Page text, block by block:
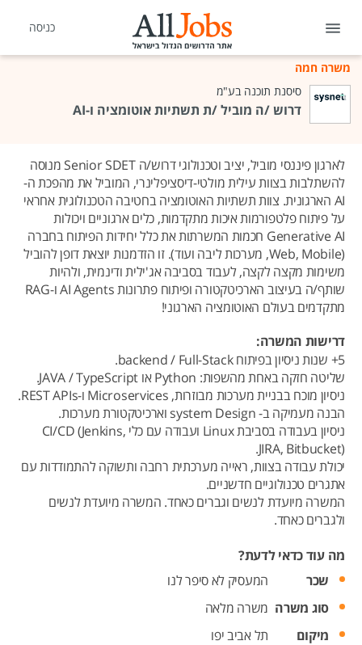
כניסה
משרה חמה
סיסנת תוכנה בע"מ
דרוש /ה מוביל /ת תשתיות אוטומציה ו-AI
לארגון פיננסי מוביל, יציב וטכנולוגי דרוש/ה Senior SDET מנוסה
להשתלבות בצוות עילית מולטי-דיסציפלינרי, המוביל את מהפכת ה-
AI הארגונית. צוות תשתיות האוטומציה בחטיבה הטכנולוגית אחראי
על פיתוח פלטפורמות איכות מתקדמות, כלים ארגוניים ויכולות
Generative AI חכמות המשרתות את כלל יחידות הפיתוח בחברה
(Web, Mobile, מערכות ליבה ועוד). זו הזדמנות יוצאת דופן להוביל
משימות מקצה לקצה, לעבוד בסביבה אג'ילית ודינמית, ולהיות
שותף/ה בעיצוב הארכיטקטורה ופיתוח פתרונות AI Agents ו-RAG
מתקדמים בעולם האוטומציה הארגוני!
דרישות המשרה:
5+ שנות ניסיון בפיתוח backend / Full-Stack.
שליטה חזקה באחת מהשפות: Python או JAVA / TypeScript.
ניסיון מוכח בבניית מערכות מבוזרות, Microservices ו-REST APIs.
הבנה מעמיקה ב- system Design וארכיטקטורת מערכות.
ניסיון בעבודה בסביבת Linux ועבודה עם כלי CI/CD (Jenkins,
JIRA, Bitbucket).
יכולת עבודה בצוות, ראייה מערכתית רחבה ותשוקה להתמודדות עם
אתגרים טכנולוגיים חדשניים.
המשרה מיועדת לנשים וגברים כאחד. המשרה מיועדת לנשים
ולגברים כאחד.
מה עוד כדאי לדעת?
שכר
המעסיק לא סיפר לנו
סוג משרה משרה מלאה
מיקום
תל אביב יפו